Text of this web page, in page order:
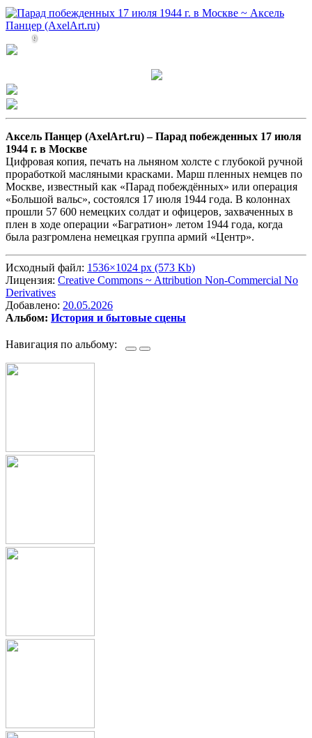
9
Аксель Панцер (AxelArt.ru) –Парад побежденных 17 июля
1944 г. в Москве
Цифровая копия, печать на льняном холсте с глубокой ручной
проработкой масляными красками. Марш пленных немцев по
Москве, известный как «Парад побеждённых» или операция
«Большой вальс», состоялся 17 июля 1944 года. В колоннах
прошли 57 600 немецких солдат и офицеров, захваченных в
плен в ходе операции «Багратион» летом 1944 года, когда
была разгромлена немецкая группа армий «Центр».
Исходный файл: 1536×1024 px (573 Kb)
Лицензия: Creative Commons ~ Attribution Non-Commercial No
Derivatives
Добавлено: 20.05.2026
Альбом: История и бытовые сцены
Навигация по альбому: